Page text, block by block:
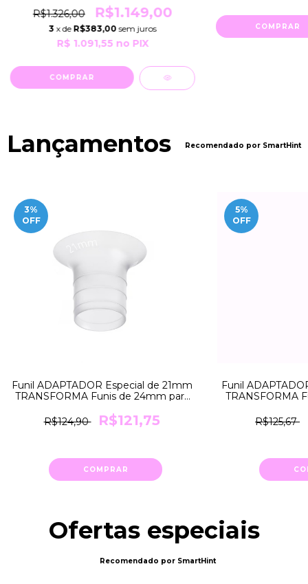
R$1.326,00 R$1.149,00
3 x de R$383,00 sem juros
R$ 1.091,55 no PIX
Lançamentos Recomendado por SmartHint
3%
OFF
Funil ADAPTADOR Especial de 21mm
TRANSFORMA Funis de 24mm para
R$124,90
R$121,75
COMPRAR
5%
OFF
Funil
TRANSFORMA
R$125,67
Ofertas especiais
Recomendado por SmartHint